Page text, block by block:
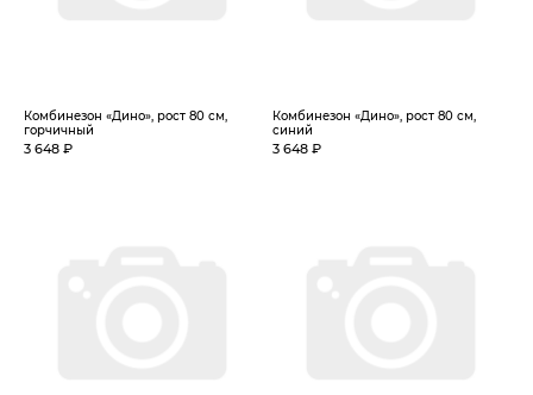
Комбинезон «Дино», рост 80 см,
горчичный
3 648 ₽
Комбинезон «Дино», рост 80 см,
синий
3 648 ₽